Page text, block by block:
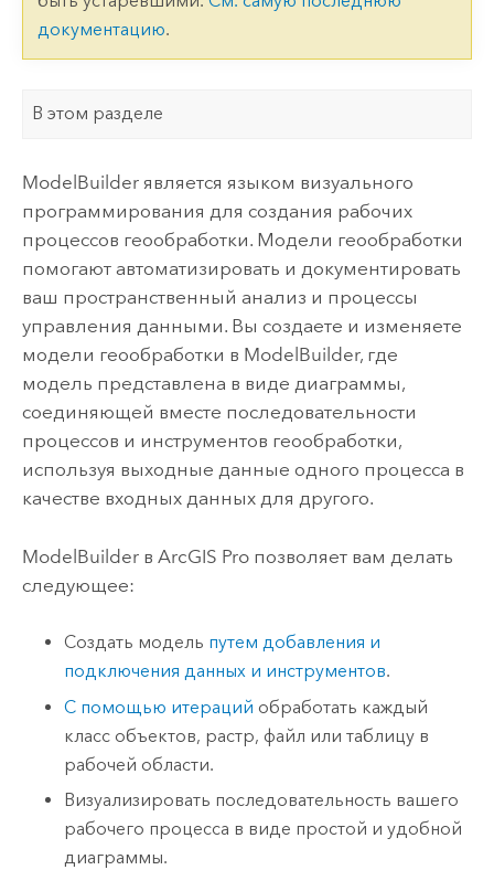
документацию.
В этом разделе
ModelBuilderявляется языком визуального
программирования для создания рабочих
процессов геообработки. Модели геообработки
помогают автоматизировать и документировать
ваш пространственный анализ и процессы
управления данными. Вы создаете и изменяете
модели геообработки в ModelBuilder, где
модель представлена в виде диаграммы,
соединяющей вместе последовательности
процессов и инструментов геообработки,
используя выходные данные одного процесса в
качестве входных данных для другого.
ModelBuilderв ArcGIS Proпозволяет вам делать
следующее:
Создать модель путем добавления и
подключения данных и инструментов.
С помощью итераций обработать каждый
класс объектов, растр, файл или таблицу в
рабочей области.
Визуализировать последовательность вашего
рабочего процесса в виде простой и удобной
диаграммы.